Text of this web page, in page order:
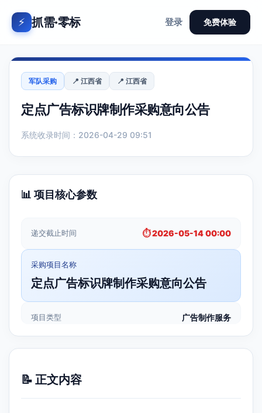
⚡ 抓需·零标 登录 免费体验
军队采购 📍 江西省 📍 江西省
定点广告标识牌制作采购意向公告
系统收录时间：2026-04-29 09:51
📊 项目核心参数
递交截止时间 ⏱️ 2026-05-14 00:00
采购项目名称
定点广告标识牌制作采购意向公告
项目类型 广告制作服务
📝 正文内容